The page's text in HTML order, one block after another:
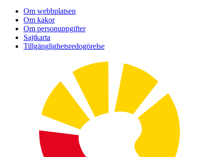
Om webbplatsen
Om kakor
Om personuppgifter
Sajtkarta
Tillgänglighetsredogörelse